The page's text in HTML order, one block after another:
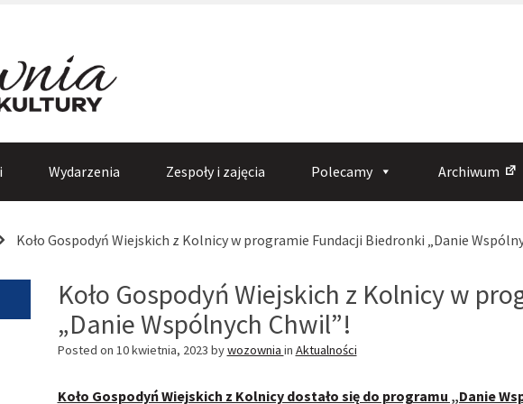
Wydarzenia Zespoły i zajęcia Polecamy Archiwum
Koło Gospodyń Wiejskich z Kolnicy w programie Fundacji Biedronki „Danie
Koło Gospodyń Wiejskich z Kolnicy w
„Danie Wspólnych Chwil”!
Posted on 10 kwietnia, 2023 bywozownia in Aktualności
Koło Gospodyń Wiejskich z Kolnicy dostało się do programu „Danie